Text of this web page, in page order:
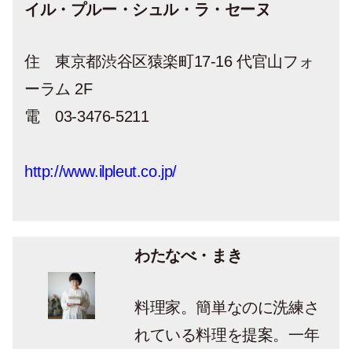
イル・プルー・シュル・ラ・セーヌ
住 東京都渋谷区猿楽町17-16 代官山フォ
ーラム 2F
電 03-3476-5211
http://www.ilpleut.co.jp/
わたなべ・まき
料理家。簡単なのに洗練さ
れている料理を提案。一年